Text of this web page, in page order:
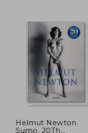
Helmut Newton.
Sumo. 20Th